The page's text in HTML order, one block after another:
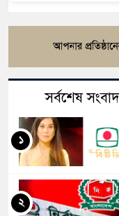
সর্বশেষ সংবাদ
১
২